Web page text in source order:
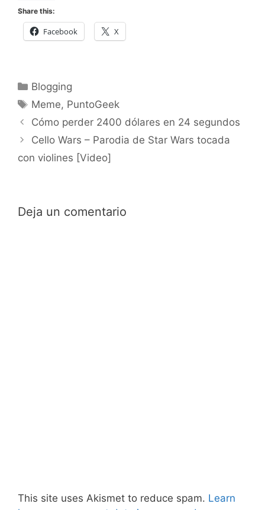
Share this:
Facebook X
Categorías
Blogging
Etiquetas
Meme, PuntoGeek
Cómo perder 2400 dólares en 24 segundos
Cello Wars – Parodia de Star Wars tocada
con violines [Video]
Deja un comentario
This site uses Akismet to reduce spam. Learn